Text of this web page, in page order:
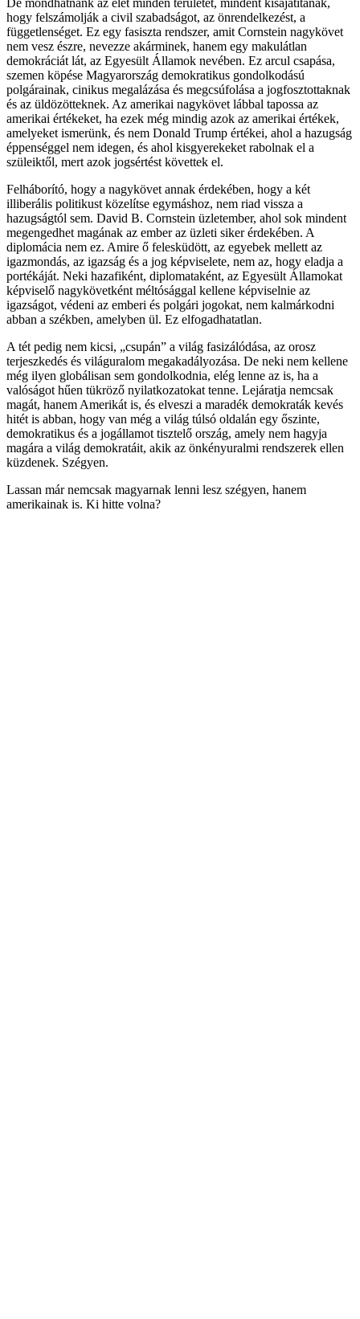
hogy felszámolják a civil szabadságot, az önrendelkezést, a
függetlenséget. Ez egy fasiszta rendszer, amit Cornstein nagykövet
nem vesz észre, nevezze akárminek, hanem egy makulátlan
demokráciát lát, az Egyesült Államok nevében. Ez arcul csapása,
szemen köpése Magyarország demokratikus gondolkodású
polgárainak, cinikus megalázása és megcsúfolása a jogfosztottaknak
és az üldözötteknek. Az amerikai nagykövet lábbal tapossa az
amerikai értékeket, ha ezek még mindig azok az amerikai értékek,
amelyeket ismerünk, és nem Donald Trump értékei, ahol a hazugság
éppenséggel nem idegen, és ahol kisgyerekeket rabolnak el a
szüleiktől, mert azok jogsértést követtek el.
Felháborító, hogy a nagykövet annak érdekében, hogy a két
illiberális politikust közelítse egymáshoz, nem riad vissza a
hazugságtól sem. David B. Cornstein üzletember, ahol sok mindent
megengedhet magának az ember az üzleti siker érdekében. A
diplomácia nem ez. Amire ő felesküdött, az egyebek mellett az
igazmondás, az igazság és a jog képviselete, nem az, hogy eladja a
portékáját. Neki hazafiként, diplomataként, az Egyesült Államokat
képviselő nagykövetként méltósággal kellene képviselnie az
igazságot, védeni az emberi és polgári jogokat, nem kalmárkodni
abban a székben, amelyben ül. Ez elfogadhatatlan.
A tét pedig nem kicsi, „csupán” a világ fasizálódása, az orosz
terjeszkedés és világuralom megakadályozása. De neki nem kellene
még ilyen globálisan sem gondolkodnia, elég lenne az is, ha a
valóságot hűen tükröző nyilatkozatokat tenne. Lejáratja nemcsak
magát, hanem Amerikát is, és elveszi a maradék demokraták kevés
hitét is abban, hogy van még a világ túlsó oldalán egy őszinte,
demokratikus és a jogállamot tisztelő ország, amely nem hagyja
magára a világ demokratáit, akik az önkényuralmi rendszerek ellen
küzdenek. Szégyen.
Lassan már nemcsak magyarnak lenni lesz szégyen, hanem
amerikainak is. Ki hitte volna?